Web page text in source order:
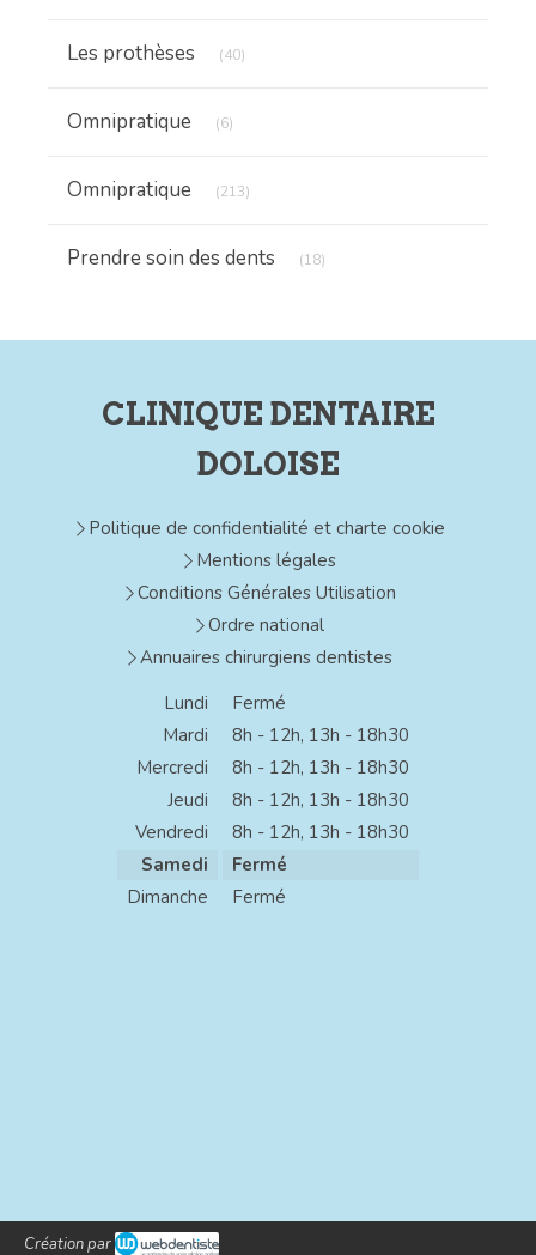
Les prothèses (40)
Omnipratique (6)
Omnipratique (213)
Prendre soin des dents (18)
CLINIQUE DENTAIRE
DOLOISE
Politique de confidentialité et charte cookie
Mentions légales
Conditions Générales Utilisation
Ordre national
Annuaires chirurgiens dentistes
Lundi
Fermé
Mardi
8h - 12h, 13h - 18h30
Mercredi
8h - 12h, 13h - 18h30
Jeudi
8h - 12h, 13h - 18h30
Vendredi
8h - 12h, 13h - 18h30
Samedi
Fermé
Dimanche
Fermé
Création par